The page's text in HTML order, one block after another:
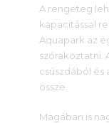
A rengeteg
kapacitással
Aquapark az
szórakoztatni.
csúszdából
össze.
Magában is